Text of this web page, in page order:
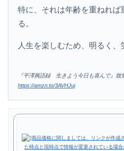
特に、それは年齢を重ねれば
る。
人生を楽しむため、明るく、
『平澤興語録 生きよう今日も喜んで』致
https://amzn.to/3AVHJuj